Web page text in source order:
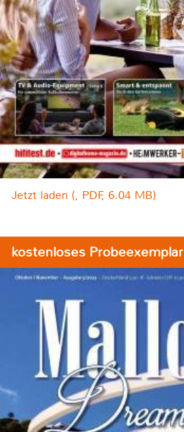
Jetzt laden (, PDF, 6.04 MB)
kostenloses Probeexemplar